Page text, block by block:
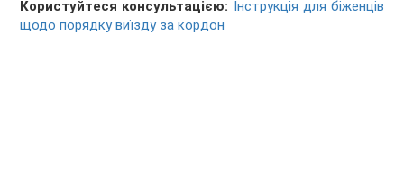
Користуйтеся консультацією: Інструкція для біженців
щодо порядку виїзду за кордон